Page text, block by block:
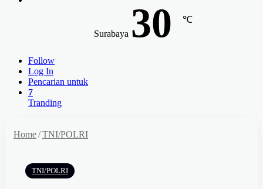
Surabaya 30 ℃
Follow
Log In
Pencarian untuk
7
Tranding
Home/TNI/POLRI
TNI/POLRI